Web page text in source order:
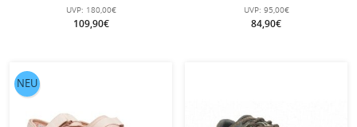
UVP: 180,00€
109,90€
UVP: 95,00€
84,90€
NEU